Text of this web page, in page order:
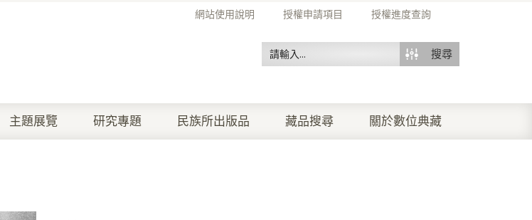
網站使用說明 授權申請項目 授權進度查詢
搜尋
主題展覽 研究專題 民族所出版品 藏品搜尋 關於數位典藏